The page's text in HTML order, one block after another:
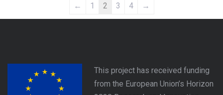
← 1 2 3 4 →
This project has received funding
from the European Union’s Horizon